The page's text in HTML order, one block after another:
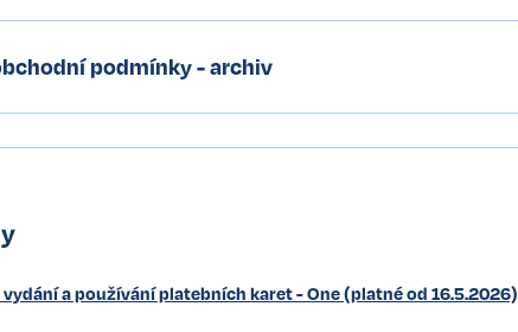
podmínky - archiv
a používání platebních karet - One (platné od 16.5.2026)